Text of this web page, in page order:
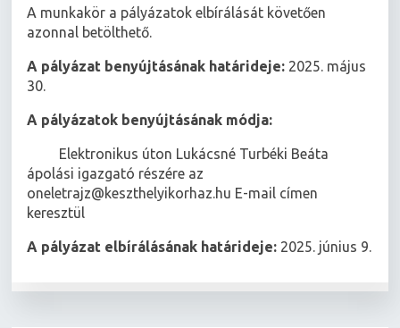
A munkakör a pályázatok elbírálását követően
azonnal betölthető.
A pályázat benyújtásának határideje: 2025. május
30.
A pályázatok benyújtásának módja:
 Elektronikus úton Lukácsné Turbéki Beáta
ápolási igazgató részére az
oneletrajz@keszthelyikorhaz.hu E-mail címen
keresztül
A pályázat elbírálásának határideje: 2025. június 9.